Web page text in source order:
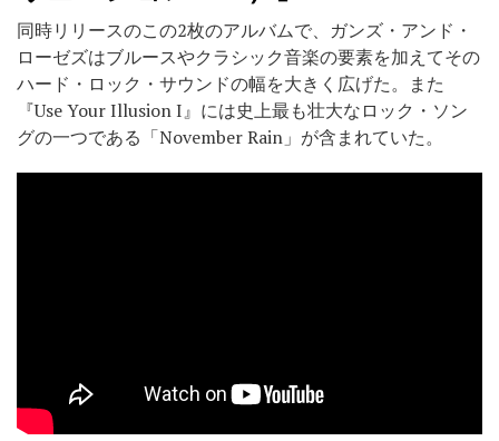
同時リリースのこの2枚のアルバムで、ガンズ・アンド・
ローゼズはブルースやクラシック音楽の要素を加えてその
ハード・ロック・サウンドの幅を大きく広げた。また
『Use Your Illusion I』には史上最も壮大なロック・ソン
グの一つである「November Rain」が含まれていた。